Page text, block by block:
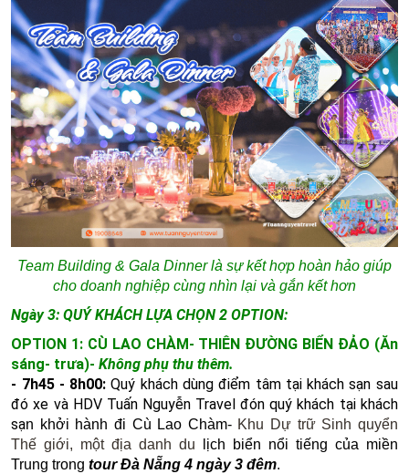
Team Building & Gala Dinner là sự kết hợp hoàn hảo giúp
cho doanh nghiệp cùng nhìn lại và gắn kết hơn
Ngày 3: QUÝ KHÁCH LỰA CHỌN 2 OPTION:
OPTION 1: CÙ LAO CHÀM- THIÊN ĐƯỜNG BIỂN ĐẢO (Ăn
sáng- trưa)-Không phụ thu thêm.
- 7h45 - 8h00: Quý khách dùng điểm tâm tại khách sạn sau
đó xe và HDV Tuấn Nguyễn Travel đón quý khách tại khách
sạn khởi hành đi Cù Lao Chàm- Khu Dự trữ Sinh quyển
Thế giới, một địa danh du
lịch biển nổi tiếng của miền
Trung trongtour Đà Nẵng 4 ngày 3 đêm.